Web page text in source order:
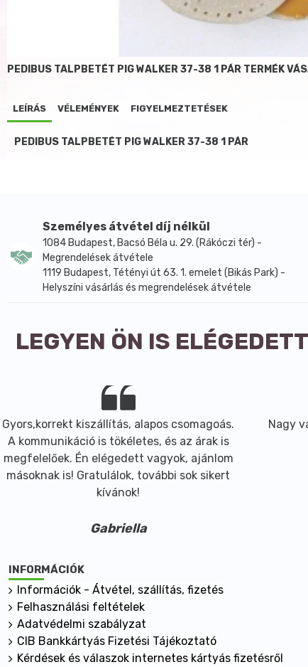
PEDIBUS TALPBETÉT PIG WALKER 37-38 1 PÁR TERMÉK
LEÍRÁS VÉLEMÉNYEK FIGYELMEZTETÉSEK
PEDIBUS TALPBETÉT PIG WALKER 37-38 1 PÁR
Személyes átvétel díj nélkül
1084 Budapest, Bacsó Béla u. 29. (Rákóczi tér) -
Megrendelések átvétele
1119 Budapest, Tétényi út 63. 1. emelet (Bikás Park) -
Helyszíni vásárlás és megrendelések átvétele
LEGYEN ÖN IS
Gyors,korrekt kiszállítás, alapos csomagoás.
A kommunikáció is tökéletes, és az árak is
megfelelőek. Én elégedett vagyok, ajánlom
másoknak is! Gratulálok, további sok sikert
kívánok!
Gabriella
Nagy
INFORMÁCIÓK
Információk - Átvétel, szállítás, fizetés
Felhasználási feltételek
Adatvédelmi szabályzat
CIB Bankkártyás Fizetési Tájékoztató
Kérdések és válaszok internetes kártyás fizetésről